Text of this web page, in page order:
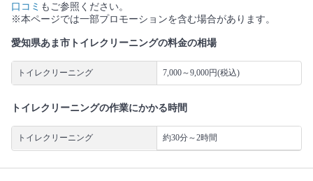
口コミ もご参照ください。
※本ページでは一部プロモーションを含む場合があります。
愛知県あま市トイレクリーニングの料金の相場
トイレクリーニング 7,000～9,000円(税込)
トイレクリーニングの作業にかかる時間
トイレクリーニング 約30分～2時間